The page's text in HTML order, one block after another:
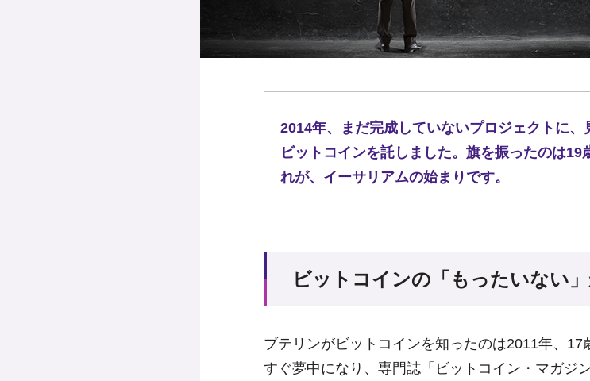
2014年、まだ完成していないプロジェクトに
ビットコインを託しました。旗を振ったのは19
れが、イーサリアムの始まりです。
ビットコインの「もったいない
ブテリンがビットコインを知ったのは2011年、17
すぐ夢中になり、専門誌「ビットコイン・マガジ